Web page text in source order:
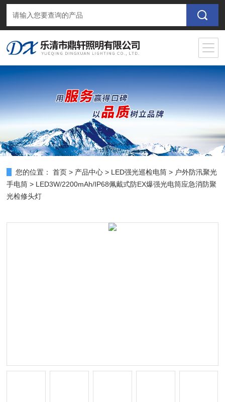
您的位置： 首页 > 产品中心 > LED强光巡检电筒 > 户外防汛聚光
手电筒 > LED3W/2200mAh/IP68佩戴式防EX爆强光电筒应急消防聚
光检修头灯